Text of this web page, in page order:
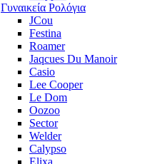
Γυναικεία Ρολόγια
JCou
Festina
Roamer
Jaqcues Du Manoir
Casio
Lee Cooper
Le Dom
Oozoo
Sector
Welder
Calypso